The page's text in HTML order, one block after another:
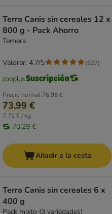
Terra Canis sin cereales 12 x
800 g - Pack Ahorro
Ternera
Precio normal 76,98 €
73,99 €
7,71 € / kg
70,29 €
Valorar: 4.7/5 (527)
Añadir a la cesta
Terra Canis sin cereales 6 x
400 g
Pack mixto (3 variedades)